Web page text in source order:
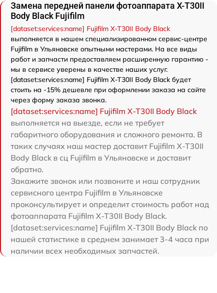
Замена передней панели фотоаппарата X-T30II
Body Black Fujifilm
[dataset:services:name] Fujifilm X-T30II Body Black
выполняется в нашем специализированном сервис-центре
Fujifilm в Ульяновске опытными мастерами. На все виды
работ и запчасти предоставляем расширенную гарантию -
мы в сервисе уверены в качестве наших услуг.
[dataset:services:name] Fujifilm X-T30II Body Black будет
стоить на -15% дешевле при оформлении заказа на сайте
через форму заказа звонка.
[dataset:services:name] Fujifilm X-T30II Body Black
выполняется на выезде, если не требует
габаритного оборудования и сложного ремонта. В
таких случаях наш мастер доставит Fujifilm X-T30II
Body Black в сц Fujifilm в Ульяновске и доставит
обратно.
Закажите звонок или позвоните и наш сотрудник
сервисного центра Fujifilm в Ульяновске
проконсультирует и определит стоимость работ над
фотоаппарата Fujifilm X-T30II Body Black.
[dataset:services:name] Fujifilm X-T30II Body Black по
нашей статистике в среднем занимает 3-4 часа при
наличии всех необходимых запчастей.